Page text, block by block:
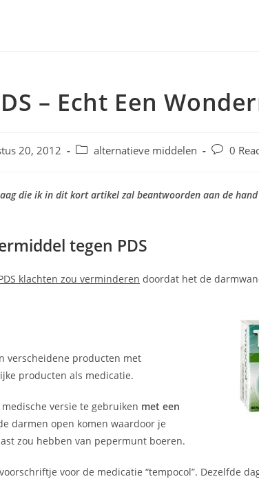
– Echt Een
20, 2012 Berichtcategorie:
alternatieve middelen
Bericht
0
die ik in dit kort artikel zal beantwoorden aan de
tegen PDS
klachten zou verminderen doordat het de
verscheidene producten met
producten als medicatie.
versie te gebruiken met een
darmen open komen waardoor je
zou hebben van pepermunt boeren.
voor de medicatie “tempocol”. Dezelfde